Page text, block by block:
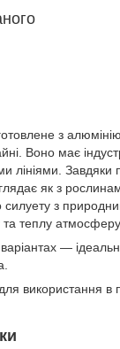
з
Воно має
лініями. Завдяки
як з
силуету з
теплу атмосферу
варіантах —
використання в